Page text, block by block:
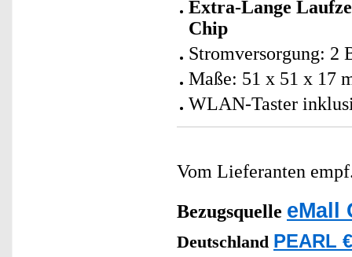
Extra-Lange
Chip
Stromversorgung: 2
Maße: 51 x 51 x 17
WLAN-Taster
Vom Lieferanten
Bezugsquelle eMall
Deutschland PEARL